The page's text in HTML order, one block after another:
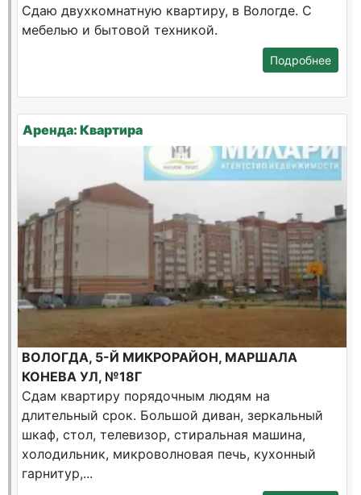
Сдаю двухкомнатную квартиру, в Вологде. С
мебелью и бытовой техникой.
Подробнее
Аренда: Квартира
ВОЛОГДА, 5-Й МИКРОРАЙОН, МАРШАЛА
КОНЕВА УЛ, №18Г
Сдам квартиру порядочным людям на
длительный срок. Большой диван, зеркальный
шкаф, стол, телевизор, стиральная машина,
холодильник, микроволновая печь, кухонный
гарнитур,...